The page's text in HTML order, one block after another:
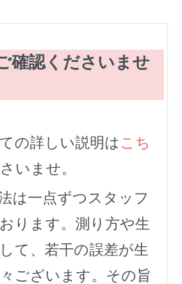
確認くださいませ
の詳しい説明は こち
いませ。
は一点ずつスタッフ
ります。測り方や生
て、若干の誤差が生
ございます。その旨